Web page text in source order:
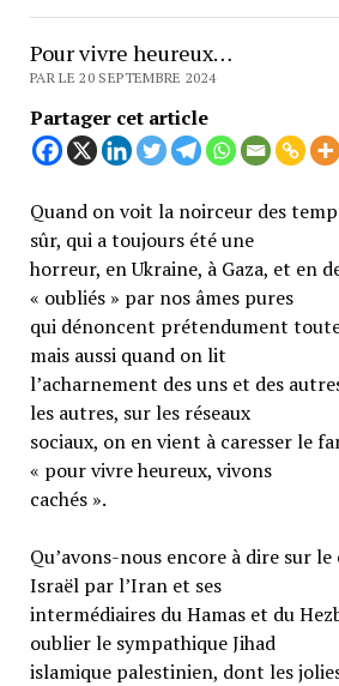
Pour vivre heureux…
PAR LE 20 SEPTEMBRE 2024
Partager cet article
Quand on voit la noirceur des
sûr, qui a toujours été une
horreur, en Ukraine, à Gaza, et en
« oubliés » par nos âmes pures
qui dénoncent prétendument
mais aussi quand on lit
l’acharnement des uns et des
les autres, sur les réseaux
sociaux, on en vient à caresser le
« pour vivre heureux, vivons
cachés ».
Qu’avons-nous encore à dire sur
Israël par l’Iran et ses
intermédiaires du Hamas et du
oublier le sympathique Jihad
islamique palestinien, dont les